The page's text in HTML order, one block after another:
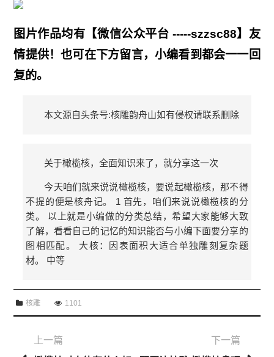
图片作品均有【微信公众平台 -----szzsc88】友
情提供！也可在下方留言，小编看到都会一一回
复的。
本文源自头条号:核雕韵舟山如有侵权请联系删除
关于橄榄核，全面知识来了，就分享这一次
今天咱们就来说说橄榄核，要说起橄榄核，那不得
不提的便是核舟记。 1 首先，咱们来说说橄榄核的分
类。 以上就是小编做的分类总结，希望大家能够大致
了解，看看自己的记忆的知识能否与小编下面要分享的
图相匹配。 大核：因表面积大适合单独雕刻复杂题
材。 中等
核雕 1101
上一篇
下一篇